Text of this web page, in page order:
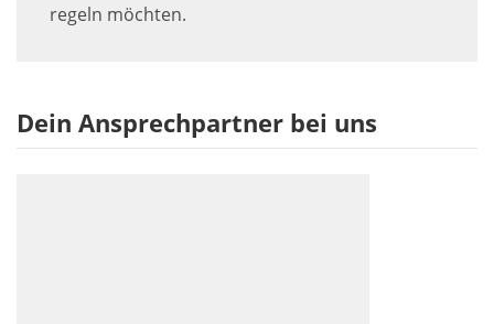
regeln möchten.
Dein Ansprechpartner bei uns